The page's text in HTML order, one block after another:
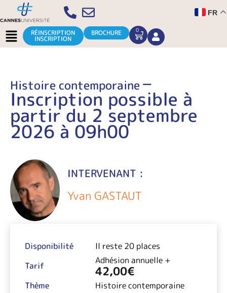
Aller
au
contenu
FR
Menu RÉINSCRIPTION
INSCRIPTION
BROCHURE 0
CART
Histoire contemporaine–
Inscription possible à
partir du 2 septembre
2026 à 09h00
INTERVENANT :
Yvan GASTAUT
Disponibilité
Il reste 20 places
Tarif
Adhésion annuelle +
42,00€
Thème
Histoire contemporaine